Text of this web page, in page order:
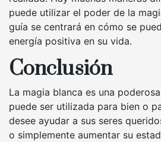
puede utilizar el poder de la
guía se centrará en cómo se
energía positiva en su vida.
Conclusión
La magia blanca es una
puede ser utilizada para bien o
desee ayudar a sus seres
o simplemente aumentar su